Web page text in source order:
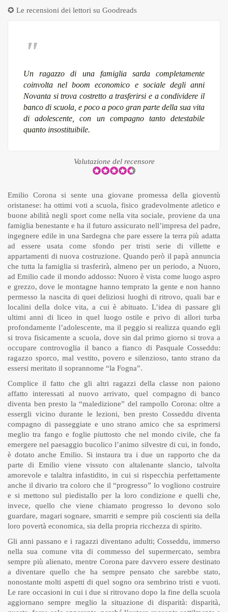
✪ Le recensioni dei lettori su Goodreads
Un ragazzo di una famiglia sarda completamente
coinvolta nel boom economico e sociale degli anni
Novanta si trova costretto a trasferirsi e a condividere il
banco di scuola, e poco a poco gran parte della sua vita
di adolescente, con un compagno tanto detestabile
quanto insostituibile.
Valutazione del recensore
Emilio Corona si sente una giovane promessa della gioventù
oristanese: ha ottimi voti a scuola, fisico gradevolmente atletico e
buone abilità negli sport come nella vita sociale, proviene da una
famiglia benestante e ha il futuro assicurato nell’impresa del padre,
ingegnere edile in una Sardegna che pare essere la terra più adatta
ad essere usata come sfondo per tristi serie di villette e
appartamenti di nuova costruzione. Quando però il papà annuncia
che tutta la famiglia si trasferirà, almeno per un periodo, a Nuoro,
ad Emilio cade il mondo addosso: Nuoro è vista come luogo aspro
e grezzo, dove le montagne hanno temprato la gente e non hanno
permesso la nascita di quei deliziosi luoghi di ritrovo, quali bar e
localini della dolce vita, a cui è abituato. L’idea di passare gli
ultimi anni di liceo in quel luogo ostile e privo di allori turba
profondamente l’adolescente, ma il peggio si realizza quando egli
si trova fisicamente a scuola, dove sin dal primo giorno si trova a
occupare controvoglia il banco a fianco di Pasquale Cosseddu:
ragazzo sporco, mal vestito, povero e silenzioso, tanto strano da
essersi meritato il soprannome “la Fogna”.
Complice il fatto che gli altri ragazzi della classe non paiono
affatto interessati al nuovo arrivato, quel compagno di banco
diventa ben presto la “maledizione” del rampollo Corona: oltre a
essergli vicino durante le lezioni, ben presto Cosseddu diventa
compagno di passeggiate e uno strano amico che sa esprimersi
meglio tra fango e foglie piuttosto che nel mondo civile, che fa
emergere nel paesaggio bucolico l’animo silvestre di cui, in fondo,
è dotato anche Emilio. Si instaura tra i due un rapporto che da
parte di Emilio viene vissuto con altalenante slancio, talvolta
amorevole e talaltra infastidito, in cui si rispecchia perfettamente
anche il divario tra coloro che il “progresso” lo vogliono costruire
e si mettono sul piedistallo per la loro condizione e quelli che,
invece, quello che viene chiamato progresso lo devono solo
guardare, magari sognare, smarriti e sempre più coscienti sia della
loro povertà economica, sia della propria ricchezza di spirito.
Gli anni passano e i ragazzi diventano adulti; Cosseddu, immerso
nella sua comune vita di commesso del supermercato, sembra
sempre più alienato, mentre Corona pare davvero essere destinato
a diventare quello che ha sempre pensato che sarebbe stato,
nonostante molti aspetti di quel sogno ora sembrino tristi e vuoti.
Le rare occasioni in cui i due si ritrovano dopo la fine della scuola
aggiornano sempre meglio la situazione di disparità: disparità,